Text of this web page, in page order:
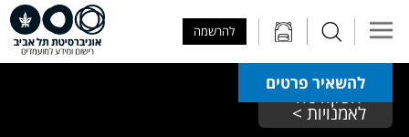
להרשמה
להשאיר פרטים
הפקולטה
לאמנויות >